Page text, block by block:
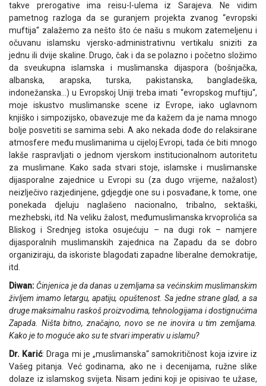
takve prerogative ima reisu-l-ulema iz Sarajeva. Ne vidim
pametnog razloga da se guranjem projekta zvanog “evropski
muftija“ zalažemo za nešto što će našu s mukom zatemeljenu i
očuvanu islamsku vjersko-administrativnu vertikalu sniziti za
jednu ili dvije skaline. Drugo, čak i da se polazno i početno složimo
da sveukupna islamska i muslimanska dijaspora (bošnjačka,
albanska, arapska, turska, pakistanska, bangladeška,
indonežanska…) u Evropskoj Uniji treba imati “evropskog muftiju“,
moje iskustvo muslimanske scene iz Evrope, iako uglavnom
knjiško i simpozijsko, obavezuje me da kažem da je nama mnogo
bolje posvetiti se samima sebi. A ako nekada dođe do relaksirane
atmosfere među muslimanima u cijeloj Evropi, tada će biti mnogo
lakše raspravljati o jednom vjerskom institucionalnom autoritetu
za muslimane. Kako sada stvari stoje, islamske i muslimanske
dijasporalne zajednice u Evropi su (za dugo vrijeme, nažalost)
neizlječivo razjedinjene, gdjegdje one su i posvađane, k tome, one
ponekada djeluju naglašeno nacionalno, tribalno, sektaški,
mezhebski, itd. Na veliku žalost, međumuslimanska krvoprolića sa
Bliskog i Srednjeg istoka osujećuju – na dugi rok – namjere
dijasporalnih muslimanskih zajednica na Zapadu da se dobro
organiziraju, da iskoriste blagodati zapadne liberalne demokratije,
itd.
Diwan: Činjenica je da danas u zemljama sa većinskim muslimanskim
življem imamo letargu, apatiju, opuštenost. Sa jedne strane glad, a sa
druge maksimalnu raskoš proizvodima, tehnologijama i dostignućima
Zapada. Ništa bitno, značajno, novo se ne inovira u tim zemljama.
Kako je to moguće ako su te stvari imperativ u islamu?
Dr. Karić: Draga mi je „muslimanska“ samokritičnost koja izvire iz
Vašeg pitanja. Već godinama, ako ne i decenijama, ružne slike
dolaze iz islamskog svijeta. Nisam jedini koji je opisivao te užase,